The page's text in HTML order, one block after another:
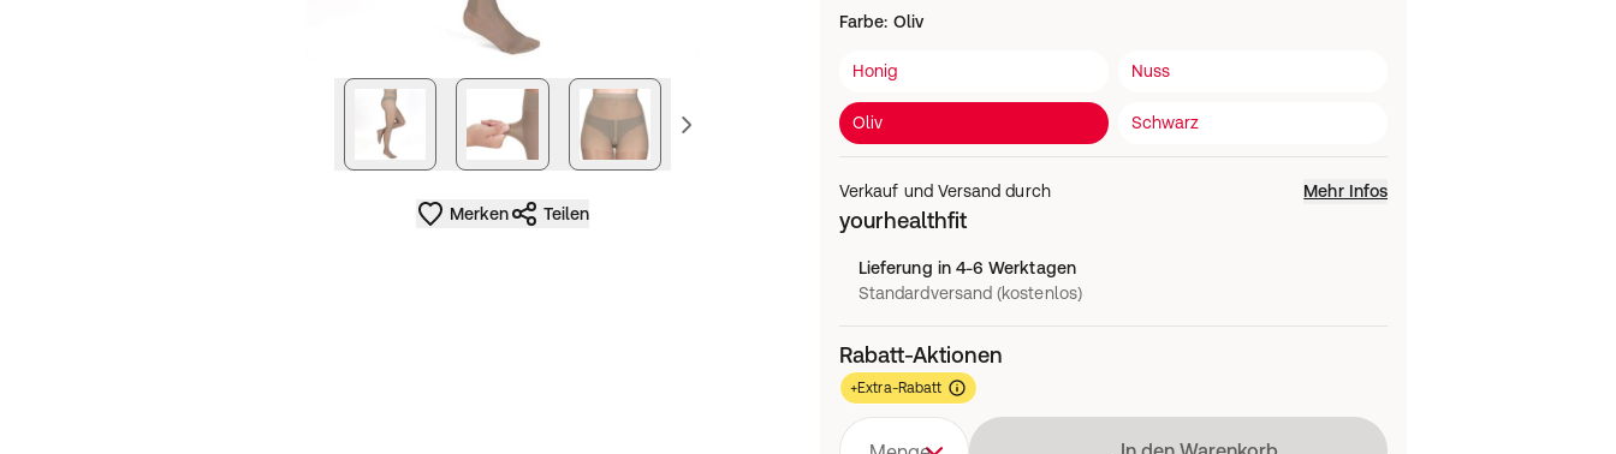
nächstes Bild vorheriges Bild
Merken Teilen
Farbe: Oliv
Honig Nuss
Oliv Schwarz
Verkauf und Versand durch Mehr Infos
yourhealthfit
Lieferung in 4-6 Werktagen
Standardversand (kostenlos)
Rabatt-Aktionen
+Extra-Rabatt
Lädt